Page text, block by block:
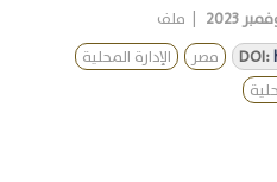
2023
ملف
DOI:
مصر
الإدارة المحلية